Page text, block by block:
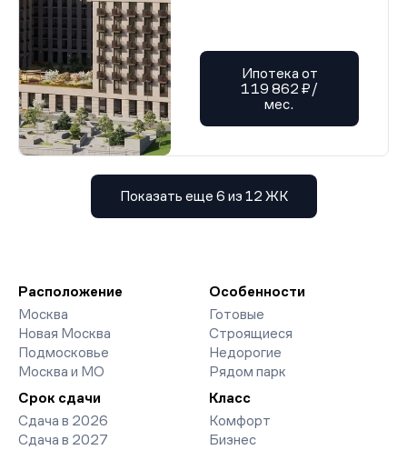
Ипотека от
119 862 ₽/
мес.
Показать еще 6 из 12 ЖК
Расположение
Москва
Новая Москва
Подмосковье
Москва и МО
Особенности
Готовые
Строящиеся
Недорогие
Рядом парк
Срок сдачи
Сдача в 2026
Сдача в 2027
Класс
Комфорт
Бизнес